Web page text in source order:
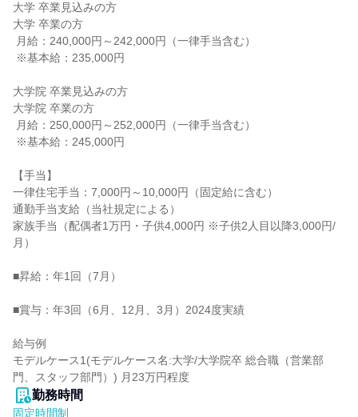
大学 卒業見込みの方
大学 卒業の方
大学院 卒業見込みの方
大学院 卒業の方
【手当】
一律住宅手当：7,000円～10,000円（固定給に含む）
通勤手当支給（当社規定による）
家族手当（配偶者1万円・子供4,000円 ※子供2人目以降3,000円/
月）
■昇給：年1回（7月）
■賞与：年3回（6月、12月、3月）2024度実績
給与例
モデルケース1(モデルケース名:大学/大学院卒 総合職（営業部
門、スタッフ部門）) 月23万円程度
勤務時間
固定時間制